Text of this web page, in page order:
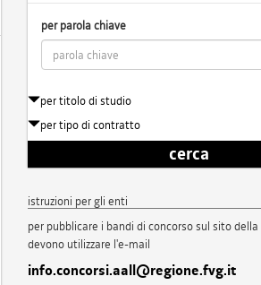
per parola chiave
per titolo di studio
per tipo di contratto
cerca
istruzioni per gli enti
per pubblicare i bandi di concorso sul sito
devono utilizzare l'e-mail
info.concorsi.aall@regione.fvg.it